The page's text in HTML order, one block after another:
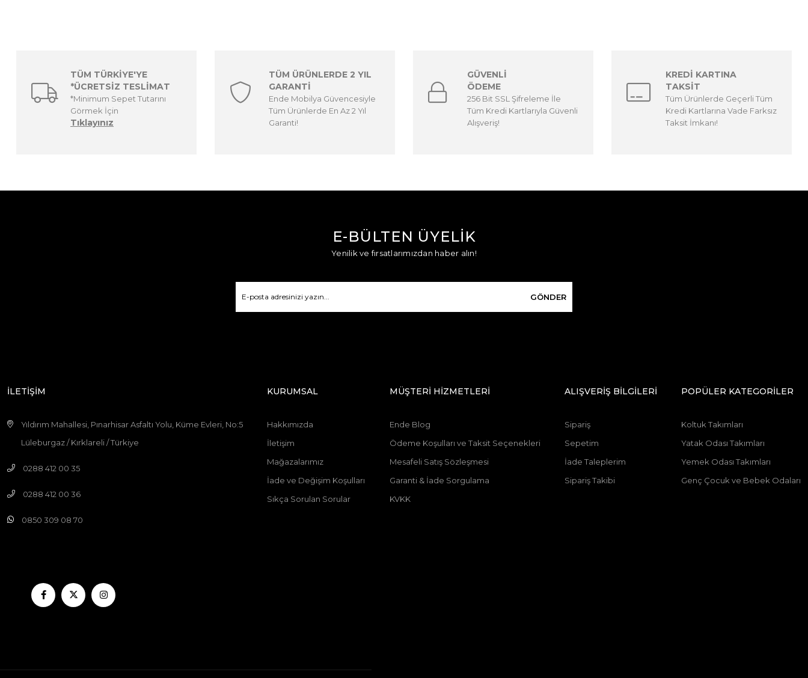
TÜM TÜRKİYE'YE
*ÜCRETSİZ TESLİMAT
*Minimum Sepet Tutarını
Görmek İçin
Tıklayınız
TÜM ÜRÜNLERDE 2 YIL
GARANTİ
Ende Mobilya Güvencesiyle
Tüm Ürünlerde En Az 2 Yıl
Garanti!
GÜVENLİ
ÖDEME
256 Bit SSL Şifreleme İle
Tüm Kredi Kartlarıyla Güvenli
Alışveriş!
KREDİ KARTINA
TAKSİT
Tüm Ürünlerde Geçerli Tüm
Kredi Kartlarına Vade Farksız
Taksit İmkanı!
E-BÜLTEN ÜYELİK
Yenilik ve fırsatlarımızdan haber alın!
GÖNDER
İLETİŞİM
Yıldırım Mahallesi, Pınarhisar Asfaltı Yolu, Küme Evleri, No:5
Lüleburgaz / Kırklareli / Türkiye
0288 412 00 35
0288 412 00 36
0850 309 08 70
KURUMSAL
Hakkımızda
İletişim
Mağazalarımız
İade ve Değişim Koşulları
Sıkça Sorulan Sorular
MÜŞTERİ HİZMETLERİ
Ende Blog
Ödeme Koşulları ve Taksit Seçenekleri
Mesafeli Satış Sözleşmesi
Garanti & İade Sorgulama
KVKK
ALIŞVERİŞ BİLGİLERİ
Sipariş
Sepetim
İade Taleplerim
Sipariş Takibi
POPÜLER KATEGORİLER
Koltuk Takımları
Yatak Odası Takımları
Yemek Odası Takımları
Genç Çocuk ve Bebek Odaları